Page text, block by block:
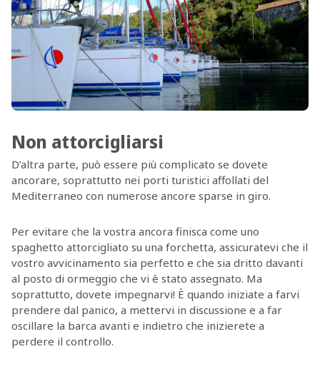
Non attorcigliarsi
D’altra parte, può essere più complicato se dovete
ancorare, soprattutto nei porti turistici affollati del
Mediterraneo con numerose ancore sparse in giro.
Per evitare che la vostra ancora finisca come uno
spaghetto attorcigliato su una forchetta, assicuratevi che il
vostro avvicinamento sia perfetto e che sia dritto davanti
al posto di ormeggio che vi è stato assegnato. Ma
soprattutto, dovete impegnarvi! È quando iniziate a farvi
prendere dal panico, a mettervi in discussione e a far
oscillare la barca avanti e indietro che inizierete a
perdere il controllo.